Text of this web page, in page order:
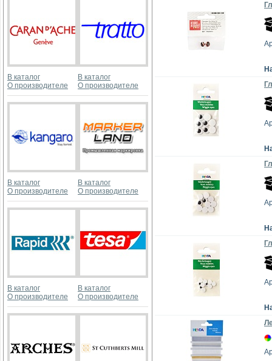
В каталог
О производителе
В каталог
О производителе
В каталог
О производителе
В каталог
О производителе
В каталог
О производителе
В каталог
О производителе